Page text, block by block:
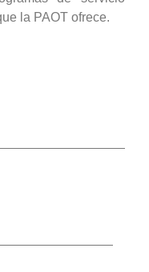
la PAOT ofrece.